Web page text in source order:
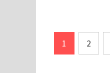
文
章
1 2